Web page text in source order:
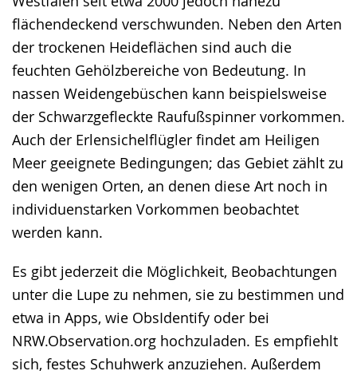
flächendeckend verschwunden. Neben den Arten
der trockenen Heideflächen sind auch die
feuchten Gehölzbereiche von Bedeutung. In
nassen Weidengebüschen kann beispielsweise
der Schwarzgefleckte Raufußspinner vorkommen.
Auch der Erlensichelflügler findet am Heiligen
Meer geeignete Bedingungen; das Gebiet zählt zu
den wenigen Orten, an denen diese Art noch in
individuenstarken Vorkommen beobachtet
werden kann.
Es gibt jederzeit die Möglichkeit, Beobachtungen
unter die Lupe zu nehmen, sie zu bestimmen und
etwa in Apps, wie ObsIdentify oder bei
NRW.Observation.org hochzuladen. Es empfiehlt
sich, festes Schuhwerk anzuziehen. Außerdem